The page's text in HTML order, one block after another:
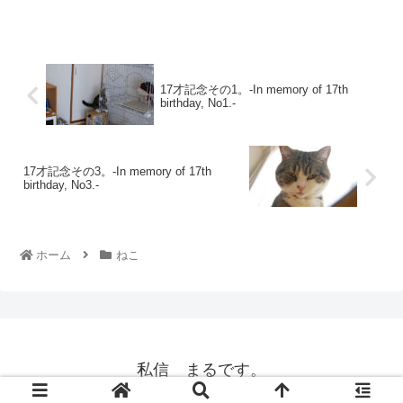
17才記念その1。-In memory of 17th
birthday, No1.-
17才記念その3。-In memory of 17th
birthday, No3.-
ホーム ねこ
私信 まるです。
© 2008 私信 まるです。.